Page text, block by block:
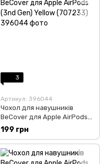
3
Артикул: 396044
Чохол для навушників
BeCover для Apple AirPods
(3nd Gen) Yellow (707233)
199 грн